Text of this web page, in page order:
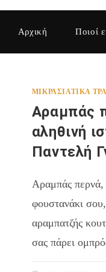
Αρχική Ποιοί
ΜΙΚΡΑΣΙΆΤΙΚΑ
Αραμπάς
αληθινή
Παντελή
Αραμπάς περνά,
φουστανάκι
αραμπατζής
σας πάρει